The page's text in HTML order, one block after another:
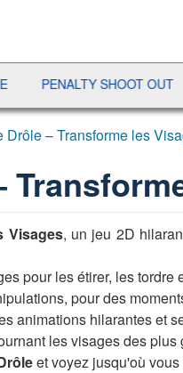
SHOOT OUT
Drôle – Transforme les
Visages, un jeu 2D
pour les étirer, les
pour des
animations hilarantes et
les visages des
et voyez jusqu'où